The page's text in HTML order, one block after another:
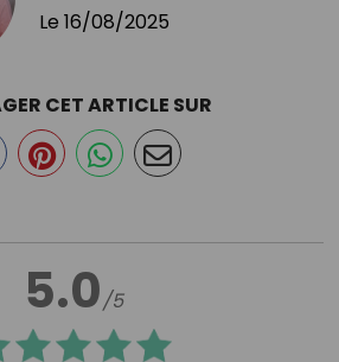
Le 16/08/2025
5.0/5
CET ARTICLE SUR